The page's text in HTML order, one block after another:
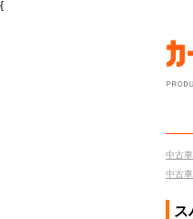
{
中古
中古
ス